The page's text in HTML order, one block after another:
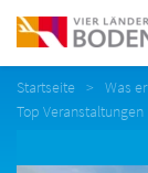
Startseite Was
Top Veranstaltungen